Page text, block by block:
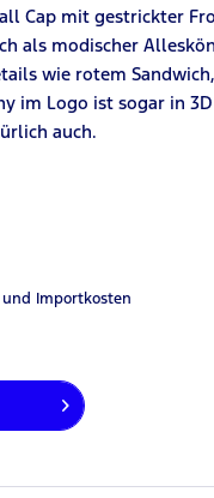
Cap mit gestrickter
als modischer
wie rotem
im Logo ist sogar in
auch.
Importkosten